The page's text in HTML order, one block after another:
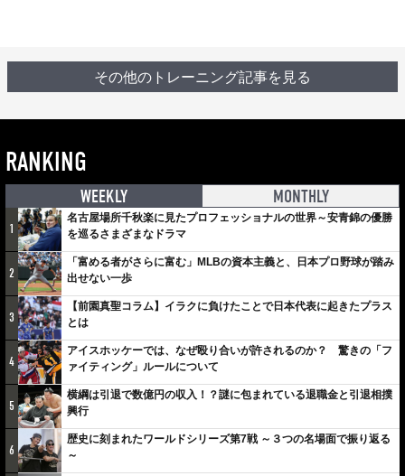
その他のトレーニング記事を見る
RANKING
WEEKLY MONTHLY
1
名古屋場所千秋楽に見たプロフェッショナルの世界～安青錦の優勝
を巡るさまざまなドラマ
2
「富める者がさらに富む」MLBの資本主義と、日本プロ野球が踏み
出せない一歩
3
【前園真聖コラム】イラクに負けたことで日本代表に起きたプラス
とは
4
アイスホッケーでは、なぜ殴り合いが許されるのか？ 驚きの「フ
ァイティング」ルールについて
5
横綱は引退で数億円の収入！？謎に包まれている退職金と引退相撲
興行
6
歴史に刻まれたワールドシリーズ第7戦 ～３つの名場面で振り返る
～